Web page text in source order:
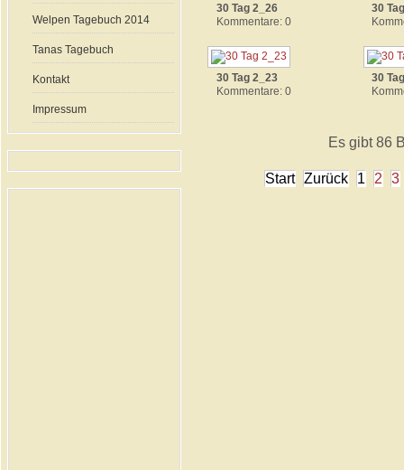
Welpen Tagebuch 2014
Tanas Tagebuch
Kontakt
Impressum
30 Tag 2_26
Kommentare: 0
30
30 Tag 2_23
Kommentare: 0
30
Es gibt 86
Start Zurück 1 2 3